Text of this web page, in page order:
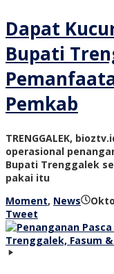
Dapat
Bupati
Pemkab
TRENGGALEK,
operasional
Bupati Trenggalek
pakai itu
Moment, News
Tweet